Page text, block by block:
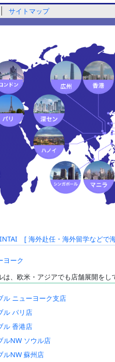
サイトマップ
[ 海外赴任・海外留学などで
ヨーク
は、欧米・アジアでも店舗展開を
ル ニューヨーク支店
ル パリ店
ル 香港店
ルNW ソウル店
ルNW 蘇州店